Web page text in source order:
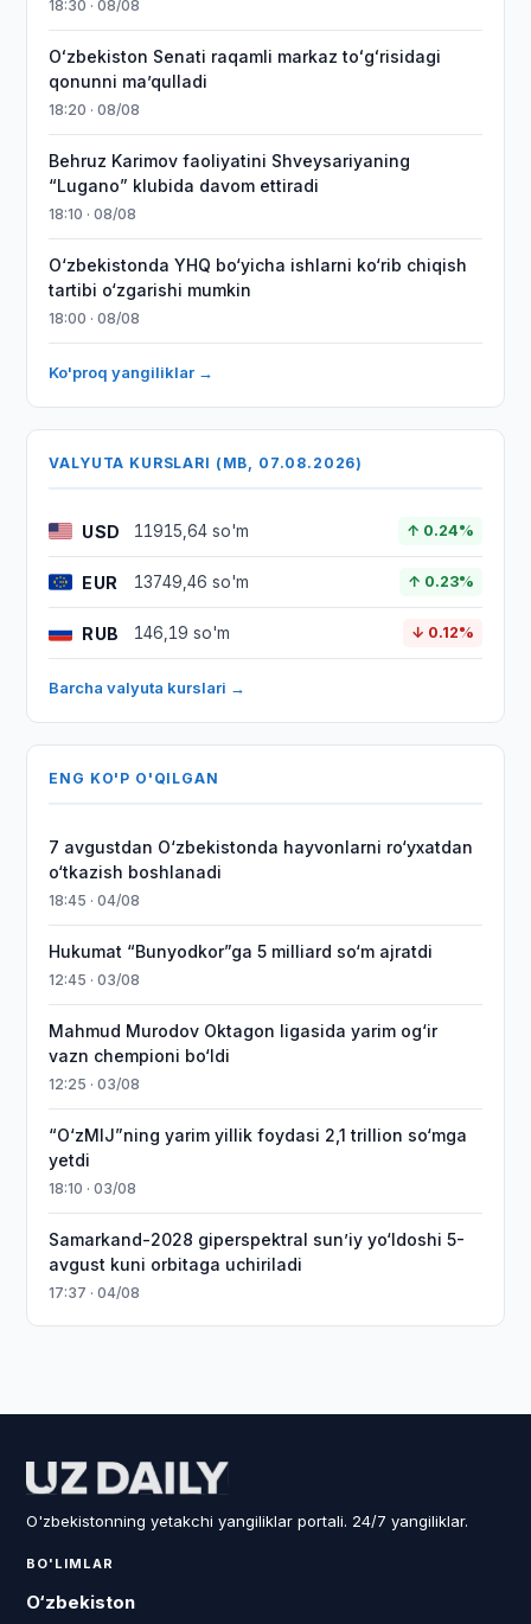
18:30 · 08/08
Oʻzbekiston Senati raqamli markaz toʻgʻrisidagi
qonunni maʼqulladi
18:20 · 08/08
Behruz Karimov faoliyatini Shveysariyaning
“Lugano” klubida davom ettiradi
18:10 · 08/08
O‘zbekistonda YHQ bo‘yicha ishlarni ko‘rib chiqish
tartibi o‘zgarishi mumkin
18:00 · 08/08
Ko'proq yangiliklar →
VALYUTA KURSLARI (MB, 07.08.2026)
USD 11915,64 so'm ↑ 0.24%
EUR 13749,46 so'm ↑ 0.23%
RUB 146,19 so'm ↓ 0.12%
Barcha valyuta kurslari →
ENG KO'P O'QILGAN
7 avgustdan O‘zbekistonda hayvonlarni ro‘yxatdan
o‘tkazish boshlanadi
18:45 · 04/08
Hukumat “Bunyodkor”ga 5 milliard so‘m ajratdi
12:45 · 03/08
Mahmud Murodov Oktagon ligasida yarim og‘ir
vazn chempioni bo‘ldi
12:25 · 03/08
“O‘zMIJ”ning yarim yillik foydasi 2,1 trillion so‘mga
yetdi
18:10 · 03/08
Samarkand-2028 giperspektral sun’iy yo‘ldoshi 5-
avgust kuni orbitaga uchiriladi
17:37 · 04/08
O'zbekistonning yetakchi yangiliklar portali. 24/7 yangiliklar.
BO'LIMLAR
O‘zbekiston